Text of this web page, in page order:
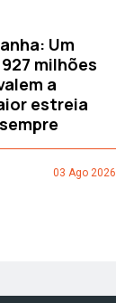
Um
milhões
a
estreia
03 Ago 2026